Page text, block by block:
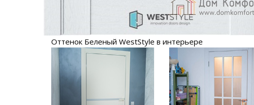
Оттенок Беленый WestStyle в интерьере